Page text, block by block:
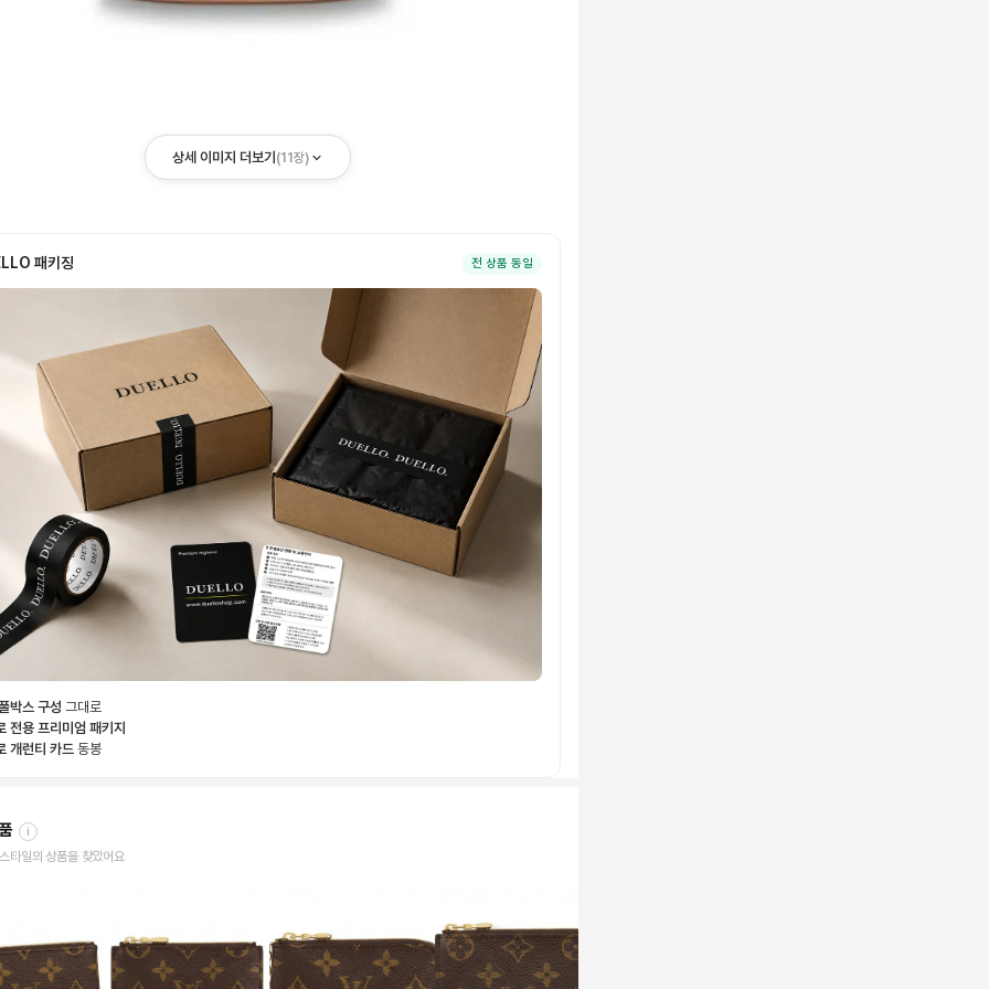
상세 이미지 더보기 (11장)
패키징 전 상품 동일
박스 구성 그대로
전용 프리미엄 패키지
개런티 카드 동봉
i
타일의 상품을 찾았어요